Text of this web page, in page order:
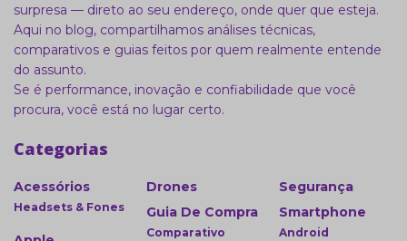
surpresa — direto ao seu endereço, onde quer que esteja.
Aqui no blog, compartilhamos análises técnicas,
comparativos e guias feitos por quem realmente entende
do assunto.
Se é performance, inovação e confiabilidade que você
procura, você está no lugar certo.
Categorias
Acessórios
Headsets & Fones
Drones
Guia De Compra
Comparativo
Segurança
Smartphone
Android